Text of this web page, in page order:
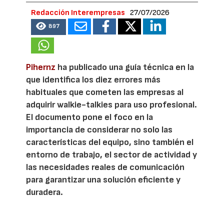
Redacción Interempresas 27/07/2026
897
Pihernz ha publicado una guía técnica en la
que identifica los diez errores más
habituales que cometen las empresas al
adquirir walkie-talkies para uso profesional.
El documento pone el foco en la
importancia de considerar no solo las
características del equipo, sino también el
entorno de trabajo, el sector de actividad y
las necesidades reales de comunicación
para garantizar una solución eficiente y
duradera.